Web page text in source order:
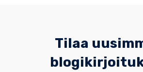
Tilaa